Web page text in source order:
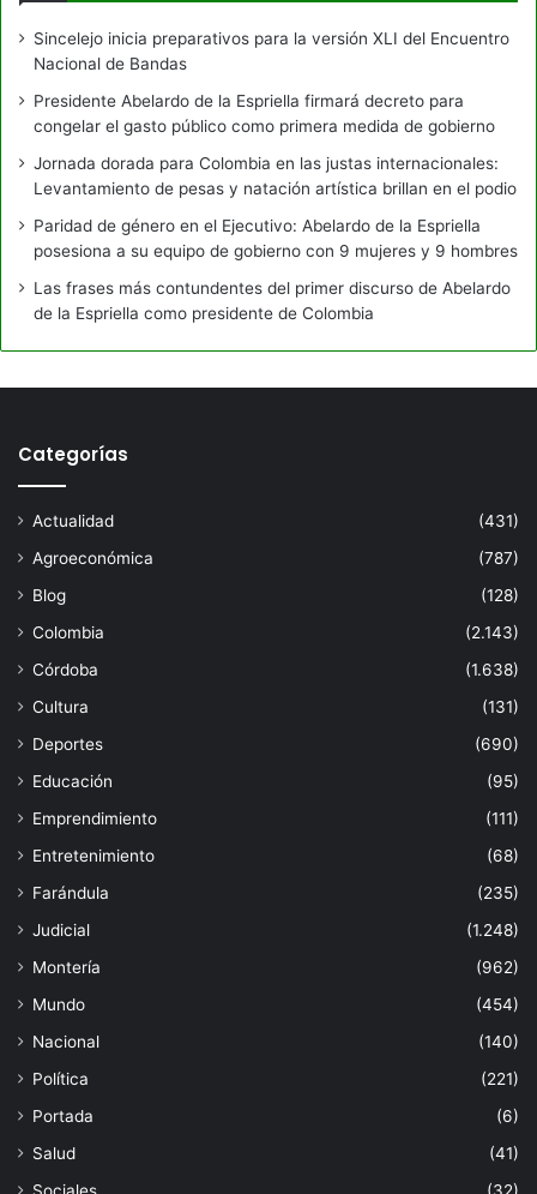
Sincelejo inicia preparativos para la versión XLI del Encuentro
Nacional de Bandas
Presidente Abelardo de la Espriella firmará decreto para
congelar el gasto público como primera medida de gobierno
Jornada dorada para Colombia en las justas internacionales:
Levantamiento de pesas y natación artística brillan en el podio
Paridad de género en el Ejecutivo: Abelardo de la Espriella
posesiona a su equipo de gobierno con 9 mujeres y 9 hombres
Las frases más contundentes del primer discurso de Abelardo
de la Espriella como presidente de Colombia
Categorías
Actualidad
(431)
Agroeconómica
(787)
Blog
(128)
Colombia
(2.143)
Córdoba
(1.638)
Cultura
(131)
Deportes
(690)
Educación
(95)
Emprendimiento
(111)
Entretenimiento
(68)
Farándula
(235)
Judicial
(1.248)
Montería
(962)
Mundo
(454)
Nacional
(140)
Política
(221)
Portada
(6)
Salud
(41)
Sociales
(32)